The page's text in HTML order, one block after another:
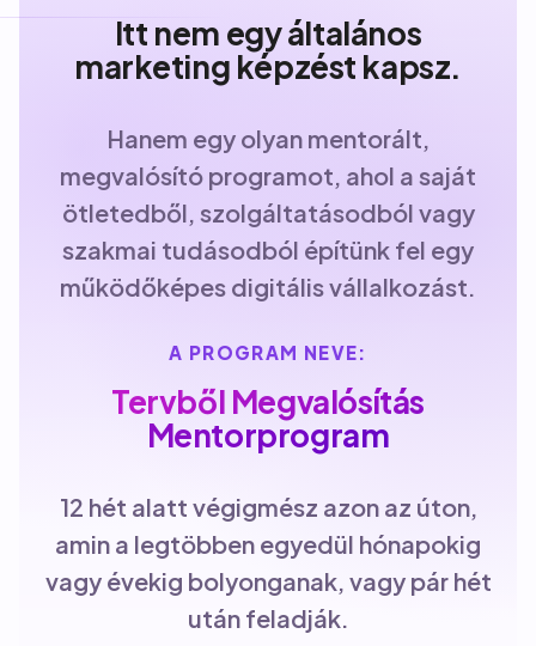
Itt nem egy általános
marketing képzést kapsz.
Hanem egy olyan mentorált,
megvalósító programot, ahol a saját
ötletedből, szolgáltatásodból vagy
szakmai tudásodból építünk fel egy
működőképes digitális vállalkozást.
A PROGRAM NEVE:
Tervből Megvalósítás
Mentorprogram
12 hét alatt végigmész azon az úton,
amin a legtöbben egyedül hónapokig
vagy évekig bolyonganak, vagy pár hét
után feladják.